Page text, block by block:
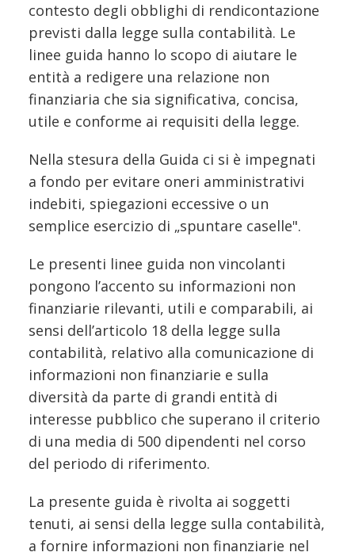
contesto degli obblighi di rendicontazione
previsti dalla legge sulla contabilità. Le
linee guida hanno lo scopo di aiutare le
entità a redigere una relazione non
finanziaria che sia significativa, concisa,
utile e conforme ai requisiti della legge.
Nella stesura della Guida ci si è impegnati
a fondo per evitare oneri amministrativi
indebiti, spiegazioni eccessive o un
semplice esercizio di „spuntare caselle".
Le presenti linee guida non vincolanti
pongono l’accento su informazioni non
finanziarie rilevanti, utili e comparabili, ai
sensi dell’articolo 18 della legge sulla
contabilità, relativo alla comunicazione di
informazioni non finanziarie e sulla
diversità da parte di grandi entità di
interesse pubblico che superano il criterio
di una media di 500 dipendenti nel corso
del periodo di riferimento.
La presente guida è rivolta ai soggetti
tenuti, ai sensi della legge sulla contabilità,
a fornire informazioni non finanziarie nel